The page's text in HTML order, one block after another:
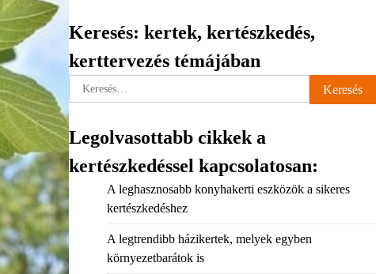
Keresés: kertek, kertészkedés,
kerttervezés témájában
Keresés:
Legolvasottabb cikkek a
kertészkedéssel kapcsolatosan:
A leghasznosabb konyhakerti eszközök a sikeres
kertészkedéshez
A legtrendibb házikertek, melyek egyben
környezetbarátok is